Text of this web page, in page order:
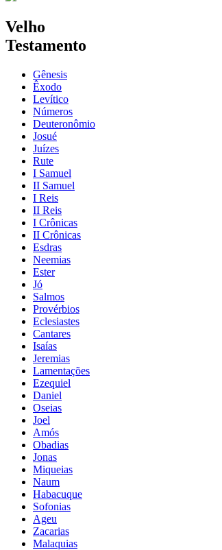
Velho
Testamento
Gênesis
Êxodo
Levítico
Números
Deuteronômio
Josué
Juízes
Rute
I Samuel
II Samuel
I Reis
II Reis
I Crônicas
II Crônicas
Esdras
Neemias
Ester
Jó
Salmos
Provérbios
Eclesiastes
Cantares
Isaías
Jeremias
Lamentações
Ezequiel
Daniel
Oseias
Joel
Amós
Obadias
Jonas
Miqueias
Naum
Habacuque
Sofonias
Ageu
Zacarias
Malaquias